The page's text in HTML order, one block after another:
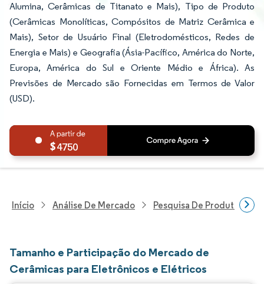
Alumina, Cerâmicas de Titanato e Mais), Tipo de Produto
(Cerâmicas Monolíticas, Compósitos de Matriz Cerâmica e
Mais), Setor de Usuário Final (Eletrodomésticos, Redes de
Energia e Mais) e Geografia (Ásia-Pacífico, América do Norte,
Europa, América do Sul e Oriente Médio e África). As
Previsões de Mercado são Fornecidas em Termos de Valor
(USD).
4750
Início Análise De Mercado Pesquisa De Produtos
Tamanho e Participação do Mercado de
Cerâmicas para Eletrônicos e Elétricos